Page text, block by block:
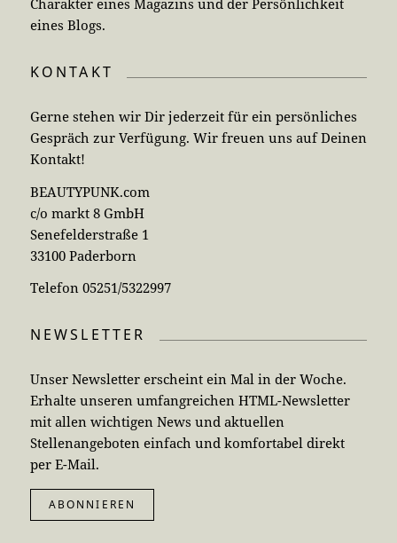
eines Blogs.
KONTAKT
Gerne stehen wir Dir jederzeit für ein persönliches
Gespräch zur Verfügung. Wir freuen uns auf Deinen
Kontakt!
BEAUTYPUNK.com
c/o markt 8 GmbH
Senefelderstraße 1
33100 Paderborn
Telefon 05251/5322997
NEWSLETTER
Unser Newsletter erscheint ein Mal in der Woche.
Erhalte unseren umfangreichen HTML-Newsletter
mit allen wichtigen News und aktuellen
Stellenangeboten einfach und komfortabel direkt
per E-Mail.
ABONNIEREN